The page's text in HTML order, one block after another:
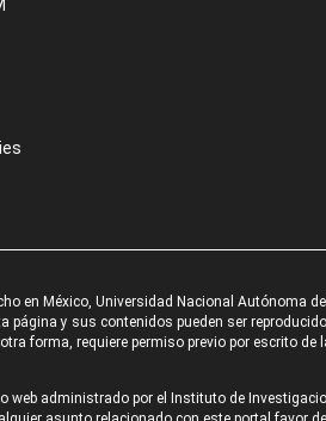
en México, Universidad Nacional Autónoma
página y sus contenidos pueden ser
otra forma, requiere permiso previo por escrito de
web administrado por el Instituto de